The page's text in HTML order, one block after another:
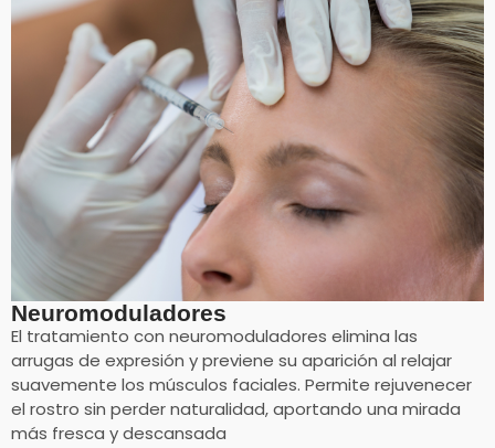
Neuromoduladores
El tratamiento con neuromoduladores elimina las
arrugas de expresión y previene su aparición al relajar
suavemente los músculos faciales. Permite rejuvenecer
el rostro sin perder naturalidad, aportando una mirada
más fresca y descansada